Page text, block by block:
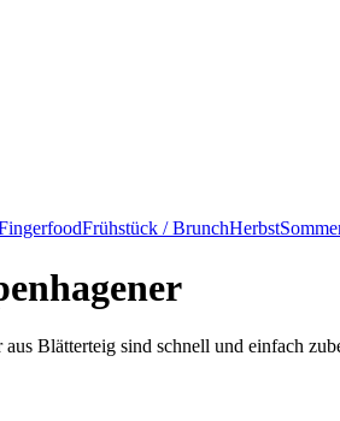
Frühstück / BrunchHerbst
Blätterteig sind schnell und einfach